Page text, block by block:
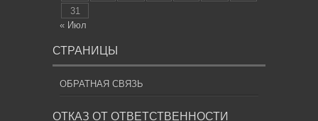
31
« Июл
СТРАНИЦЫ
ОБРАТНАЯ СВЯЗЬ
ОТКАЗ ОТ ОТВЕТСТВЕННОСТИ